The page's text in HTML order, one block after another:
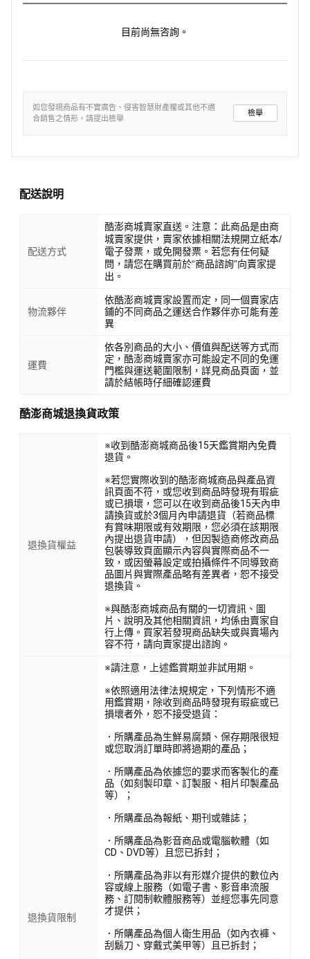
目前尚無咨詢。
如您發現商品有不實廣告、侵害智慧財產權或其他不適
合銷售之情形，請提出檢舉
檢舉
配送說明
配送方式
酷澎商城賣家直送。注意：此商品是由商
城賣家提供，賣家依據相關法規開立紙本/
電子發票，或免開發票。若您有任何疑
問，請您在購買前於“商品諮詢”向賣家提
出。
物流夥伴
依酷澎商城賣家設置而定，同一個賣家店
鋪的不同商品之運送合作夥伴亦可能有差
異
運費
依各別商品的大小、價值與配送等方式而
定，酷澎商城賣家亦可能設定不同的免運
門檻與運送範圍限制，詳見商品頁面，並
請於結帳時仔細確認運費
酷澎商城退換貨政策
退換貨權益
※收到酷澎商城商品後15天鑑賞期內免費
退貨。
※若您實際收到的酷澎商城商品與產品資
訊頁面不符，或您收到商品時發現有瑕疵
或已損壞，您可以在收到商品後15天內申
請換貨或於3個月內申請退貨（若商品標
有賞味期限或有效期限，您必須在該期限
內提出退貨申請），但因製造商修改商品
包裝導致頁面顯示內容與實際商品不一
致，或因螢幕設定或拍攝條件不同導致商
品圖片與實際產品略有差異者，恕不接受
退換貨。
※與酷澎商城商品有關的一切資訊、圖
片、說明及其他相關資訊，均係由賣家自
行上傳。買家若發現商品缺失或與賣場內
容不符，請向賣家提出諮詢。
退換貨限制
※請注意，上述鑑賞期並非試用期。
※依照適用法律法規規定，下列情形不適
用鑑賞期，除收到商品時發現有瑕疵或已
損壞者外，恕不接受退貨：
．所購產品為生鮮易腐類、保存期限很短
或您取消訂單時即將過期的產品；
．所購產品為依據您的要求而客製化的產
品（如刻製印章、訂製服、相片印製產品
等）；
．所購產品為報紙、期刊或雜誌；
．所購產品為影音商品或電腦軟體（如
CD、DVD等）且您已拆封；
．所購產品為非以有形媒介提供的數位內
容或線上服務（如電子書、影音串流服
務、訂閱制軟體服務等）並經您事先同意
才提供；
．所購產品為個人衛生用品（如內衣褲、
刮鬍刀、穿戴式美甲等）且已拆封；